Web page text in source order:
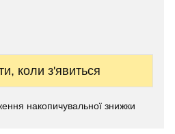
коли з'явиться
накопичувальної знижки